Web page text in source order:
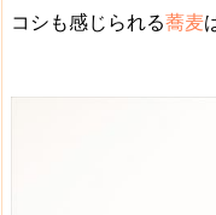
コシも感じられる蕎麦